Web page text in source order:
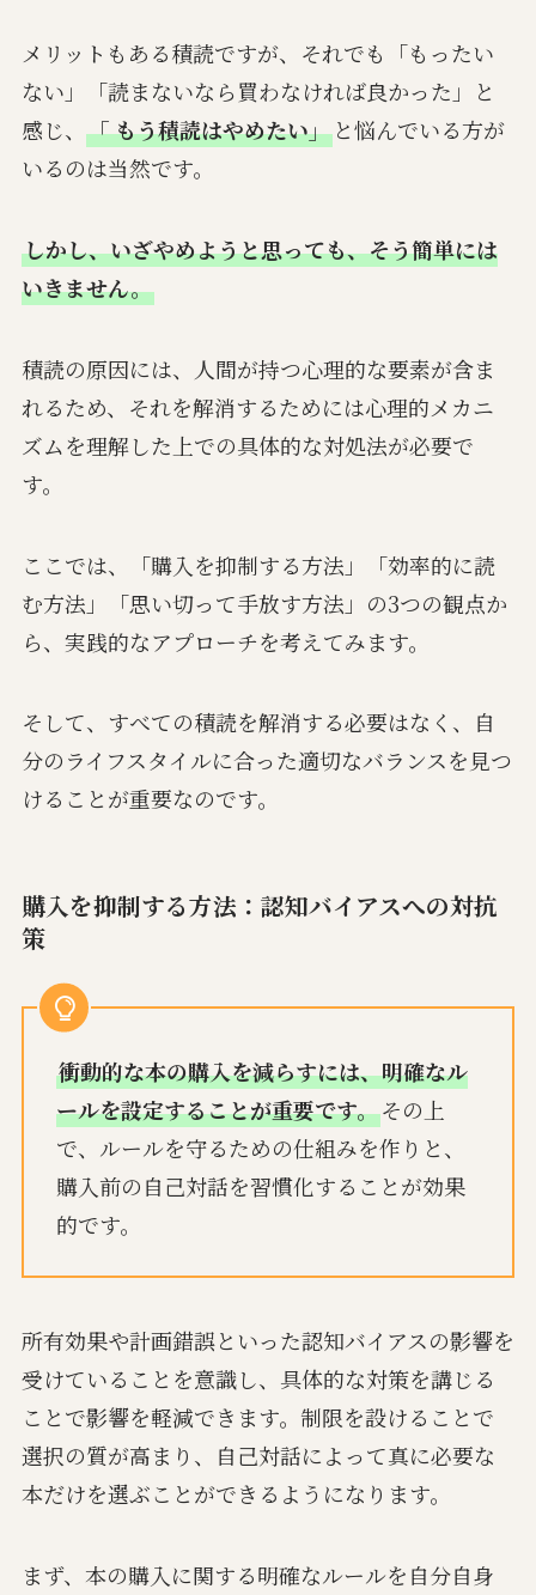
メリットもある積読ですが、それでも「もったい
ない」「読まないなら買わなければ良かった」と
感じ、 「もう積読はやめたい」と悩んでいる方が
いるのは当然です。
しかし、いざやめようと思っても、そう簡単には
いきません。
積読の原因には、人間が持つ心理的な要素が含ま
れるため、それを解消するためには心理的メカニ
ズムを理解した上での具体的な対処法が必要で
す。
ここでは、「購入を抑制する方法」「効率的に読
む方法」「思い切って手放す方法」の3つの観点か
ら、実践的なアプローチを考えてみます。
そして、すべての積読を解消する必要はなく、自
分のライフスタイルに合った適切なバランスを見つ
けることが重要なのです。
購入を抑制する方法：認知バイアスへの対抗
策
衝動的な本の購入を減らすには、明確なル
ールを設定することが重要です。その上
で、ルールを守るための仕組みを作りと、
購入前の自己対話を習慣化することが効果
的です。
所有効果や計画錯誤といった認知バイアスの影響を
受けていることを意識し、具体的な対策を講じる
ことで影響を軽減できます。制限を設けることで
選択の質が高まり、自己対話によって真に必要な
本だけを選ぶことができるようになります。
まず、本の購入に関する明確なルールを自分自身